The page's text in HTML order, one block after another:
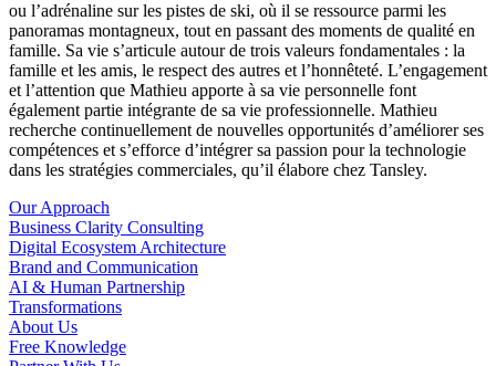
ou l’adrénaline sur les pistes de ski, où il se ressource parmi les
panoramas montagneux, tout en passant des moments de qualité en
famille. Sa vie s’articule autour de trois valeurs fondamentales : la
famille et les amis, le respect des autres et l’honnêteté. L’engagement
et l’attention que Mathieu apporte à sa vie personnelle font
également partie intégrante de sa vie professionnelle. Mathieu
recherche continuellement de nouvelles opportunités d’améliorer ses
compétences et s’efforce d’intégrer sa passion pour la technologie
dans les stratégies commerciales, qu’il élabore chez Tansley.
Our Approach
Business Clarity Consulting
Digital Ecosystem Architecture
Brand and Communication
AI & Human Partnership
Transformations
About Us
Free Knowledge